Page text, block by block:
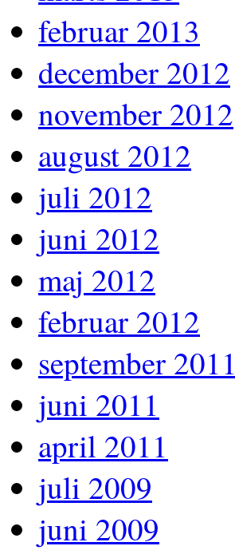
februar 2013
december 2012
november 2012
august 2012
juli 2012
juni 2012
maj 2012
februar 2012
september 2011
juni 2011
april 2011
juli 2009
juni 2009